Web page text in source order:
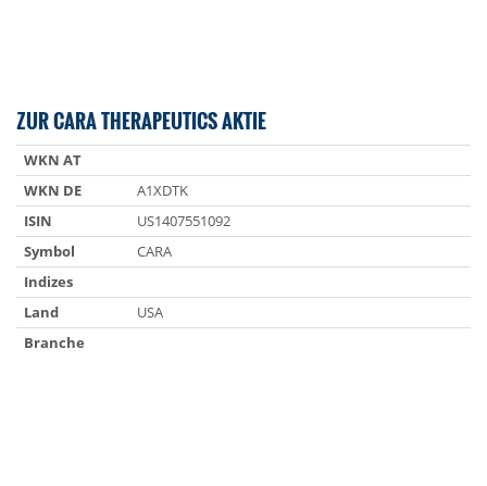
ZUR CARA THERAPEUTICS AKTIE
WKN AT
WKN DE
A1XDTK
ISIN
US1407551092
Symbol
CARA
Indizes
Land
USA
Branche